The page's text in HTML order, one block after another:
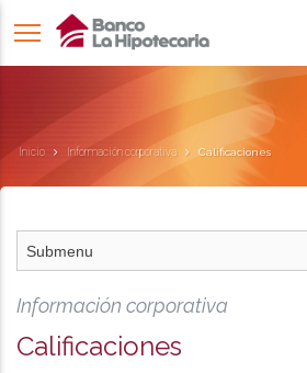
Inicio Información corporativa Calificaciones
Información corporativa
Calificaciones